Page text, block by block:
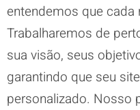
entendemos que cada
Trabalharemos de
sua visão, seus
garantindo que seu
personalizado. Nosso